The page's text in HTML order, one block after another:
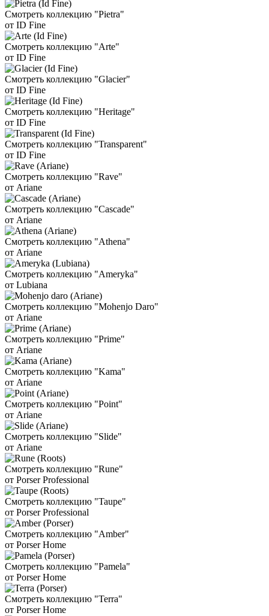
Смотреть коллекцию "Pietra"
от ID Fine
Смотреть коллекцию "Arte"
от ID Fine
Смотреть коллекцию "Glacier"
от ID Fine
Смотреть коллекцию "Heritage"
от ID Fine
Смотреть коллекцию "Transparent"
от ID Fine
Смотреть коллекцию "Rave"
от Ariane
Смотреть коллекцию "Cascade"
от Ariane
Смотреть коллекцию "Athena"
от Ariane
Смотреть коллекцию "Ameryka"
от Lubiana
Смотреть коллекцию "Mohenjo Daro"
от Ariane
Смотреть коллекцию "Prime"
от Ariane
Смотреть коллекцию "Kama"
от Ariane
Смотреть коллекцию "Point"
от Ariane
Смотреть коллекцию "Slide"
от Ariane
Смотреть коллекцию "Rune"
от Porser Professional
Смотреть коллекцию "Taupe"
от Porser Professional
Смотреть коллекцию "Amber"
от Porser Home
Смотреть коллекцию "Pamela"
от Porser Home
Смотреть коллекцию "Terra"
от Porser Home